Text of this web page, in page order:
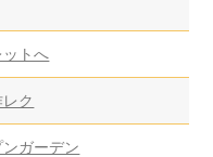
ットへ
ク
ガーデン